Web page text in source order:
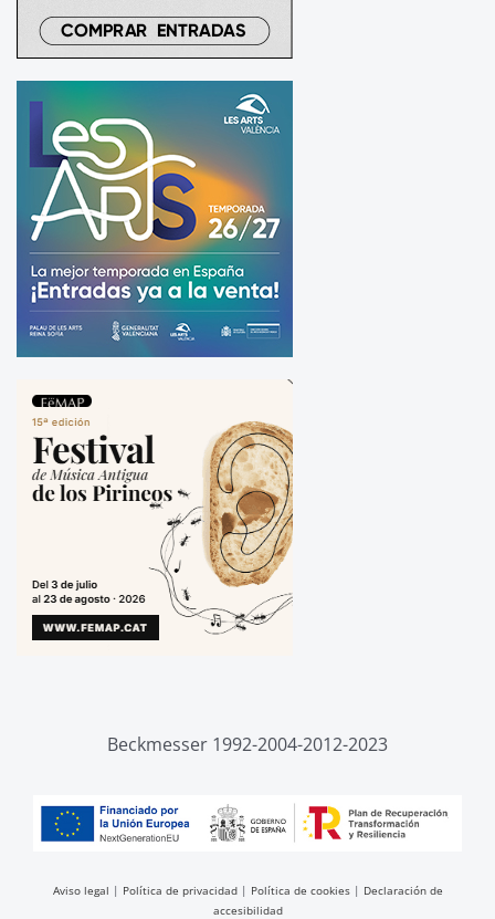
Beckmesser 1992-2004-2012-2023
Aviso legal | Política de privacidad| Política de cookies| Declaración de
accesibilidad